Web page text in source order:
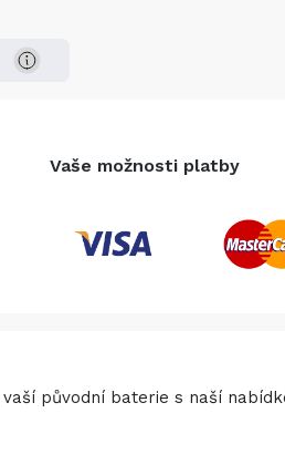
Vaše možnosti platby
původní baterie s naší